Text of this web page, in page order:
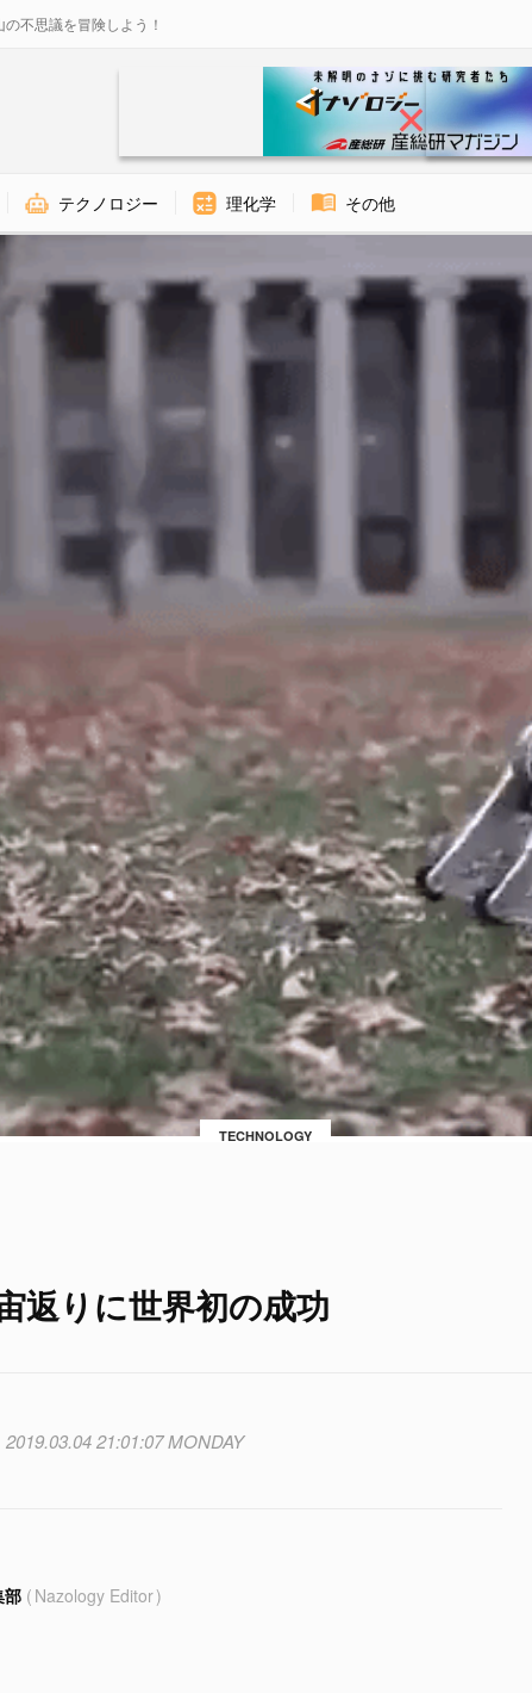
不思議を冒険しよう！
テクノロジー 理化学 その他
TECHNOLOGY
返りに世界初の成功
2019.03.04 21:01:07 MONDAY
部 Nazology Editor